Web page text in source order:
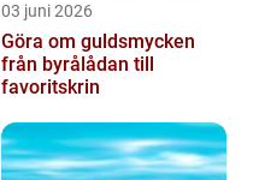
03 juni 2026
Göra om guldsmycken
från byrålådan till
favoritskrin